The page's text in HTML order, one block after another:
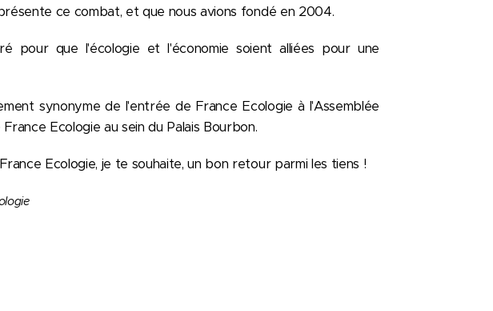
ce combat, et que nous avions fondé en 2004.
pour que l'écologie et l'économie soient alliées pour une
synonyme de l'entrée de France Ecologie à l'Assemblée
Ecologie au sein du Palais Bourbon.
Ecologie, je te souhaite, un bon retour parmi les tiens !